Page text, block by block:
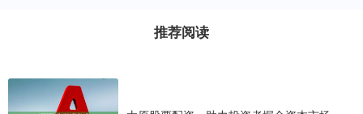
推荐阅读